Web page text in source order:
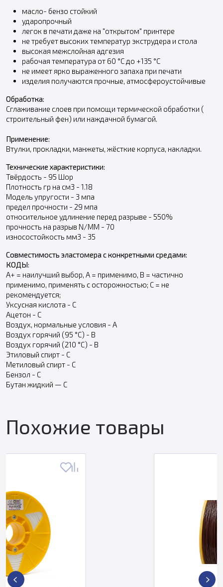
масло- бензо стойкий
ударопрочный
легок в печати даже на "открытом" принтере
не требует высоких температур экструдера и стола
высокая межслойная адгезия
рабочая температура от 60 °С до +135 °С
не имеет ярко выраженного запаха при печати
изделия получаются прочные, атмосфероустойчивые
Обработка:
Сглаживание слоев при помощи термической обработки (
строительный фен) или наждачной бумагой.
Применение:
Втулки, прокладки, манжеты, жёсткие корпуса, накладки.
Технические характеристики:
Твёрдость - 95 Шор
Плотность гр на см3 - 1.18
Модель упругости - 3 мпа
предел прочности - 29 мпа
относительное удлинение перед разрыве - 550%
прочность на разрыв N/MM - 70
износостойкость мм3 - 35
Совместимость эластомера с конкретными средами:
КОДЫ:
А+ = наилучший выбор, А = применимо, В = частично
применимо, применять с осторожностью; С = не
рекомендуется;
Уксусная кислота - С
Ацетон - С
Воздух, нормальные условия - А
Воздух горячий (95 °С) - В
Воздух горячий (210 °С) - В
Этиловый спирт - С
Метиловый спирт - С
Бензол - С
Бутан жидкий — С
Похожие товары